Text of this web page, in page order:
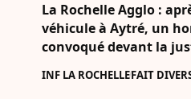
La Rochelle Agglo :
véhicule à Aytré, un
convoqué devant la
INF LA ROCHELLEFAIT